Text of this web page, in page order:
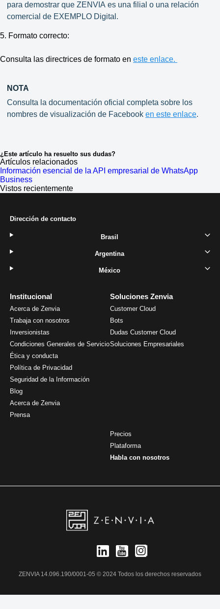
para demostrar que ZENVIA es una filial o una relación
comercial de EXEMPLO Digital .
5. Formato correcto:
Consulta las directrices de formato en este enlace.
NOTA
Consulta la documentación oficial completa sobre los
nombres de visualización de Facebook en este enlace.
¿Este artículo ha resuelto sus dudas?
Artículos relacionados
Información esencial de la API empresarial de WhatsApp
Business
Vistos recientemente
Institucional
Acerca de Zenvia
Trabaja con nosotros
Inversionistas
Condiciones Generales de Servicio
Ética y conducta
Política de Privacidad
Seguridad de la Información
Blog
Acerca de Zenvia
Prensa
Soluciones Zenvia
Customer Cloud
Bots
Dudas Customer Cloud
Soluciones Empresariales
Precios
Plataforma
Habla con nosotros
Dirección de contacto
Brasil
Argentina
México
ZENVIA 14.096.190/0001-05 © 2024 Todos los derechos reservados